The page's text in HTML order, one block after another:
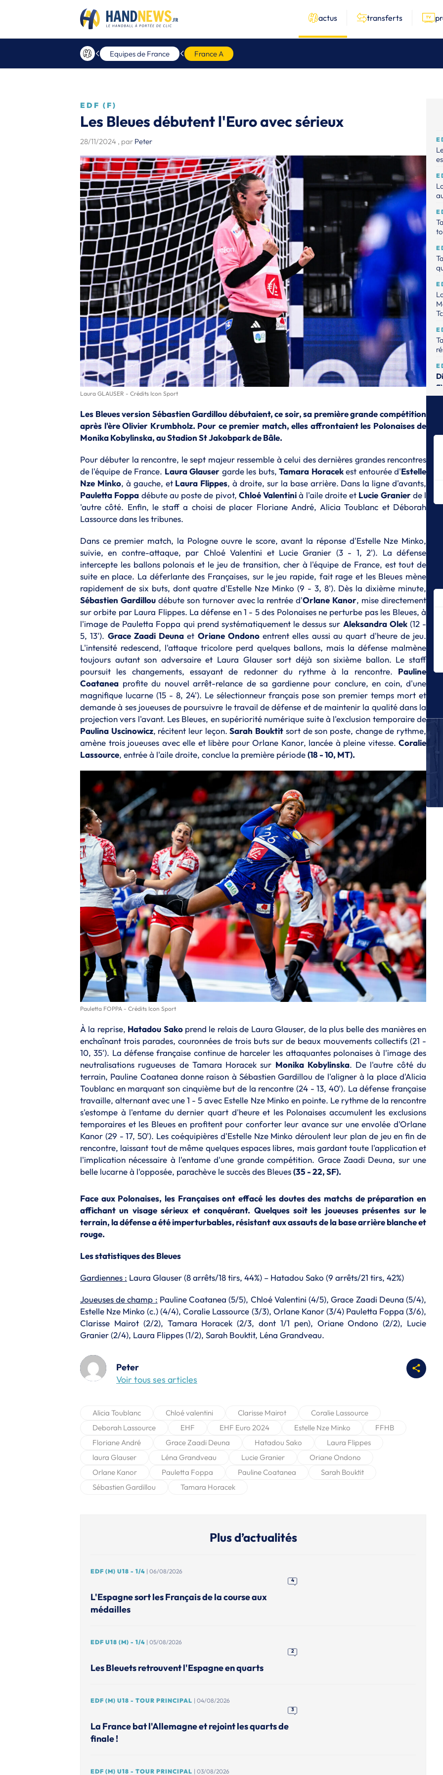
actus transferts
Equipes de France France A
EDF (F)
Les Bleues débutent l'Euro avec sérieux
28/11/2024 , par Peter
Laura GLAUSER - Crédits Icon Sport
Les Bleues version Sébastien Gardillou débutaient, ce soir, sa première grande compétition
après l'ère Olivier Krumbholz. Pour ce premier match, elles affrontaient les Polonaises de
Monika Kobylinska, au Stadion St Jakobpark de Bâle.
Pour débuter la rencontre, le sept majeur ressemble à celui des dernières grandes rencontres
de l'équipe de France. Laura Glauser garde les buts,Tamara Horacekest entourée d'Estelle
Nze Minko, à gauche, et Laura Flippes, à droite, sur la base arrière. Dans la ligne d'avants,
Pauletta Foppa débute au poste de pivot, Chloé Valentinià l'aile droite et Lucie Granierde l
'autre côté. Enfin, le staff a choisi de placer Floriane André, Alicia Toublanc et Déborah
Lassource dans les tribunes.
Dans ce premier match, la Pologne ouvre le score, avant la réponse d'Estelle Nze Minko,
suivie, en contre-attaque, par Chloé Valentini et Lucie Granier (3 - 1, 2'). La défense
intercepte les ballons polonais et le jeu de transition, cher à l'équipe de France, est tout de
suite en place. La déferlante des Françaises, sur le jeu rapide, fait rage et les Bleues mène
rapidement de six buts, dont quatre d'Estelle Nze Minko (9 - 3, 8'). Dès la dixième minute,
Sébastien Gardilloudébute son turnover avec la rentrée d'Orlane Kanor, mise directement
sur orbite par Laura Flippes. La défense en 1 - 5 des Polonaises ne perturbe pas les Bleues, à
l'image de Pauletta Foppa qui prend systématiquement le dessus sur Aleksandra Olek(12 -
5, 13'). Grace Zaadi Deuna et Oriane Ondonoentrent elles aussi au quart d'heure de jeu.
L'intensité redescend, l'attaque tricolore perd quelques ballons, mais la défense malmène
toujours autant son adversaire et Laura Glauser sort déjà son sixième ballon. Le staff
poursuit les changements, essayant de redonner du rythme à la rencontre. Pauline
Coatanea profite du nouvel arrêt-relance de sa gardienne pour conclure, en coin, d'une
magnifique lucarne (15 - 8, 24'). Le sélectionneur français pose son premier temps mort et
demande à ses joueuses de poursuivre le travail de défense et de maintenir la qualité dans la
projection vers l'avant. Les Bleues, en supériorité numérique suite à l'exclusion temporaire de
Paulina Uscinowicz, récitent leur leçon.Sarah Bouktit sort de son poste, change de rythme,
amène trois joueuses avec elle et libère pour Orlane Kanor, lancée à pleine vitesse. Coralie
Lassource, entrée à l'aile droite, conclue la première période(18 - 10, MT).
Pauletta FOPPA - Crédits Icon Sport
À la reprise, Hatadou Sakoprend le relais de Laura Glauser, de la plus belle des manières en
enchaînant trois parades, couronnées de trois buts sur de beaux mouvements collectifs (21 -
10, 35'). La défense française continue de harceler les attaquantes polonaises à l'image des
neutralisations rugueuses de Tamara Horacek sur Monika Kobylinska. De l'autre côté du
terrain, Pauline Coatanea donne raison à Sébastien Gardillou de l'aligner à la place d'Alicia
Toublanc en marquant son cinquième but de la rencontre (24 - 13, 40'). La défense française
travaille, alternant avec une 1 - 5 avec Estelle Nze Minko en pointe. Le rythme de la rencontre
s'estompe à l'entame du dernier quart d'heure et les Polonaises accumulent les exclusions
temporaires et les Bleues en profitent pour conforter leur avance sur une envolée d'Orlane
Kanor (29 - 17, 50'). Les coéquipières d'Estelle Nze Minko déroulent leur plan de jeu en fin de
rencontre, laissant tout de même quelques espaces libres, mais gardant toute l'application et
l'implication nécessaire à l'entame d'une grande compétition. Grace Zaadi Deuna, sur une
belle lucarne à l'opposée, parachève le succès des Bleues(35 - 22, SF).
Face aux Polonaises, les Françaises ont effacé les doutes des matchs de préparation en
affichant un visage sérieux et conquérant. Quelques soit les joueuses présentes sur le
terrain, la défense a été imperturbables, résistant aux assauts de la base arrière blanche et
rouge.
Les statistiques des Bleues
Gardiennes : Laura Glauser (8 arrêts/18 tirs, 44%) – Hatadou Sako (9 arrêts/21 tirs, 42%)
Joueuses de champ : Pauline Coatanea (5/5), Chloé Valentini (4/5), Grace Zaadi Deuna (5/4),
Estelle Nze Minko (c.) (4/4), Coralie Lassource (3/3), Orlane Kanor (3/4) Pauletta Foppa (3/6),
Clarisse Mairot (2/2), Tamara Horacek (2/3, dont 1/1 pen), Oriane Ondono (2/2), Lucie
Granier (2/4), Laura Flippes (1/2), Sarah Bouktit, Léna Grandveau.
Peter
Voir tous ses articles
Alicia Toublanc Chloé valentini Clarisse Mairot
Coralie Lassource
Deborah Lassource
EHF EHF Euro 2024 Estelle Nze Minko
FFHB
Floriane André
Grace Zaadi Deuna Hatadou Sako
Laura Flippes
laura Glauser
Léna Grandveau Lucie Granier
Oriane Ondono
Orlane Kanor
Pauletta Foppa Pauline Coatanea
Sarah Bouktit
Sébastien Gardillou
Tamara Horacek
Plus d’actualités
EDF (M) U18 - 1/4 | 06/08/2026
4
L'Espagne sort les Français de la course aux
médailles
EDF U18 (M) - 1/4 | 05/08/2026
2
Les Bleuets retrouvent l'Espagne en quarts
EDF (M) U18 - TOUR PRINCIPAL | 04/08/2026
3
La France bat l'Allemagne et rejoint les quarts de
finale !
EDF (M) U18 - TOUR PRINCIPAL | 03/08/2026